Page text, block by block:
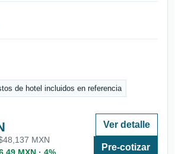
de hotel incluidos en referencia
MXN
Ver detalle
Pre-cotizar